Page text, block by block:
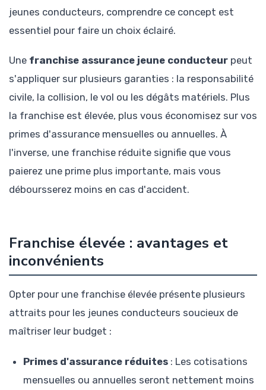
jeunes conducteurs, comprendre ce concept est
essentiel pour faire un choix éclairé.
Une franchise assurance jeune conducteur peut
s'appliquer sur plusieurs garanties : la responsabilité
civile, la collision, le vol ou les dégâts matériels. Plus
la franchise est élevée, plus vous économisez sur vos
primes d'assurance mensuelles ou annuelles. À
l'inverse, une franchise réduite signifie que vous
paierez une prime plus importante, mais vous
déboursserez moins en cas d'accident.
Franchise élevée : avantages et
inconvénients
Opter pour une franchise élevée présente plusieurs
attraits pour les jeunes conducteurs soucieux de
maîtriser leur budget :
Primes d'assurance réduites : Les cotisations
mensuelles ou annuelles seront nettement moins